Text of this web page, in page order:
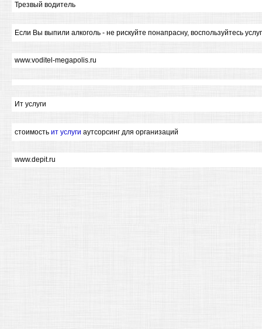
Трезвый водитель
Если Вы выпили алкоголь - не рискуйте понапрасну, воспользуйтесь
www.voditel-megapolis.ru
Ит услуги
стоимость ит услуги аутсорсинг для организаций
www.depit.ru